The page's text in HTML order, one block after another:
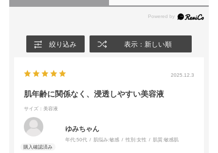
絞り込み 表示：新しい順
2025.12.3
肌年齢に関係なく、浸透しやすい美容液
サイズ：美容液
ゆみちゃん
年代:50代 肌悩み:敏感 性別:女性 肌質:敏感肌